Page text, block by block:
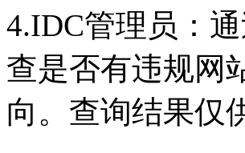
4.IDC管理员：
查是否有违规网
向。查询结果仅